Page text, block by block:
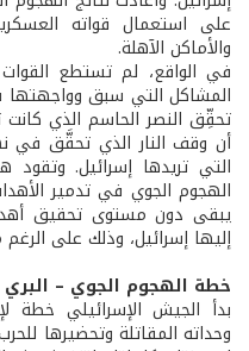
على استعمال قواته
والأماكن الآهلة.
في الواقع، لم تستطع القوات
تحقِّق النصر الحاسم الذي
أن وقف النار الذي تحقَّق في
التي تريدها إسرائيل. وتقود
الهجوم الجوي في تدمير
يبقى دون مستوى تحقيق
إليها إسرائيل، وذلك على الرغم من
خطة الهجوم الجوي – البري
بدأ الجيش الإسرائيلي خطة